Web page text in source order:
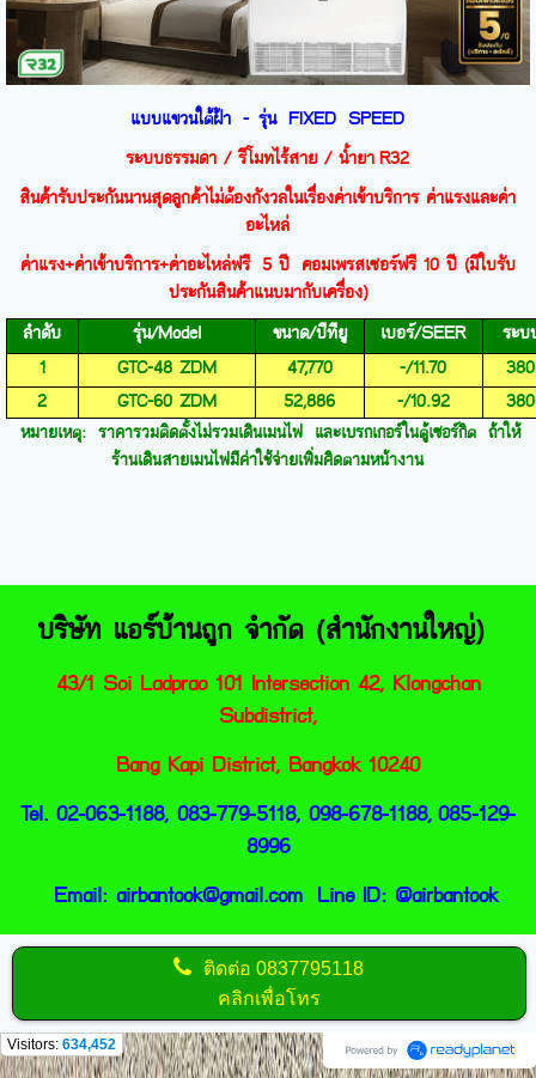
แบบแขวนใต้ฝ้า -รุ่น FIXED SPEED
ระบบธรรมดา / รีโมทไร้สาย / น้ำยาR32
สินค้ารับประกันนานสุดลูกค้าไม่ต้องกังวลในเรื่องค่าเข้าบริการ ค่าแรงและค่า
อะไหล่
ค่าแรง+ค่าเข้าบริการ+ค่าอะไหล่ฟรี 5 ปี คอมเพรสเซอร์ฟรี 10 ปี (มีใบรับ
ประกันสินค้าแนบมากับเครื่อง)
ลำดับ
รุ่น/Model ขนาด/บีทียู เบอร์/SEER
ระบ
1
GTC-48 ZDM 47,770 -/11.70
2
GTC-60 ZDM 52,886 -/10.92
หมายเหตุ: ราคารวมติดตั้งไม่รวมเดินเมนไฟ และเบรกเกอร์ในตู้เซอร์กิต ถ้าให้
ร้านเดินสายเมนไฟมีค่าใช้จ่ายเพิ่มคิดตามหน้างาน
บริษัท แอร์บ้านถูก จำกัด (สำนักงานใหญ่)
43/1 Soi Ladprao 101 Intersection 42, Klongchan
Subdistrict,
Bang Kapi District, Bangkok 10240
Tel. 02-063-1188, 083-779-5118, 098-678-1188,085-129-
8996
Email: airbantook@gmail.comLine ID: @airbantook
ติดต่อ0837795118
คลิกเพื่อโทร
Visitors: 634,452